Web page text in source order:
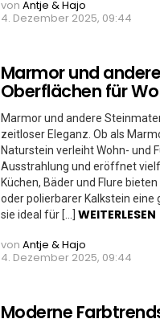
von Antje & Hajo
4. Dezember 2025, 09:44
Marmor und
Oberflächen für
Marmor und andere
zeitloser Eleganz. Ob als
Naturstein verleiht Wohn- und
Ausstrahlung und eröffnet
Küchen, Bäder und Flure
oder polierbarer Kalkstein
sie ideal für […] WEITERLESEN
von Antje & Hajo
4. Dezember 2025, 09:44
Moderne